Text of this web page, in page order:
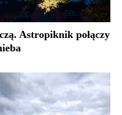
Astropiknik połączy